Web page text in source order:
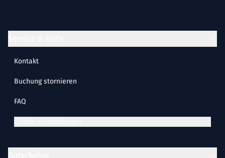
Kontakt
Buchung stornieren
FAQ